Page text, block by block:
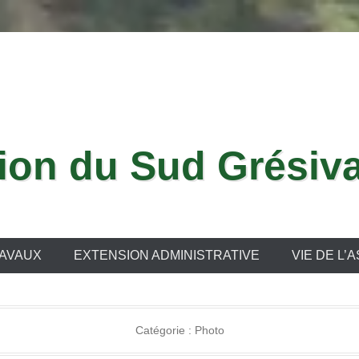
du Sud
EXTENSION ADMINISTRATIVE VIE DE
Catégorie : Photo